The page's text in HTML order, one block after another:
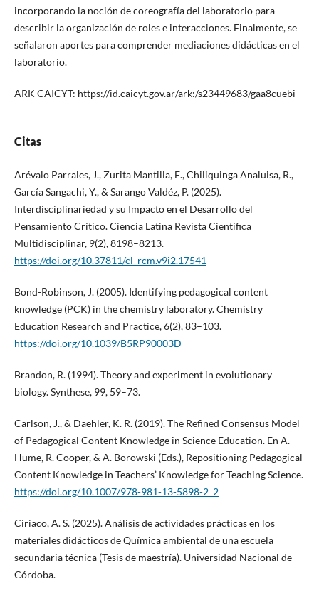
incorporando la noción de coreografía del laboratorio para
describir la organización de roles e interacciones. Finalmente, se
señalaron aportes para comprender mediaciones didácticas en el
laboratorio.
ARK CAICYT: https://id.caicyt.gov.ar/ark:/s23449683/gaa8cuebi
Citas
Arévalo Parrales, J., Zurita Mantilla, E., Chiliquinga Analuisa, R.,
García Sangachi, Y., & Sarango Valdéz, P. (2025).
Interdisciplinariedad y su Impacto en el Desarrollo del
Pensamiento Crítico. Ciencia Latina Revista Científica
Multidisciplinar, 9(2), 8198–8213.
https://doi.org/10.37811/cl_rcm.v9i2.17541
Bond-Robinson, J. (2005). Identifying pedagogical content
knowledge (PCK) in the chemistry laboratory. Chemistry
Education Research and Practice, 6(2), 83–103.
https://doi.org/10.1039/B5RP90003D
Brandon, R. (1994). Theory and experiment in evolutionary
biology. Synthese, 99, 59–73.
Carlson, J., & Daehler, K. R. (2019). The Refined Consensus Model
of Pedagogical Content Knowledge in Science Education. En A.
Hume, R. Cooper, & A. Borowski (Eds.), Repositioning Pedagogical
Content Knowledge in Teachers’ Knowledge for Teaching Science.
https://doi.org/10.1007/978-981-13-5898-2_2
Ciriaco, A. S. (2025). Análisis de actividades prácticas en los
materiales didácticos de Química ambiental de una escuela
secundaria técnica (Tesis de maestría). Universidad Nacional de
Córdoba.